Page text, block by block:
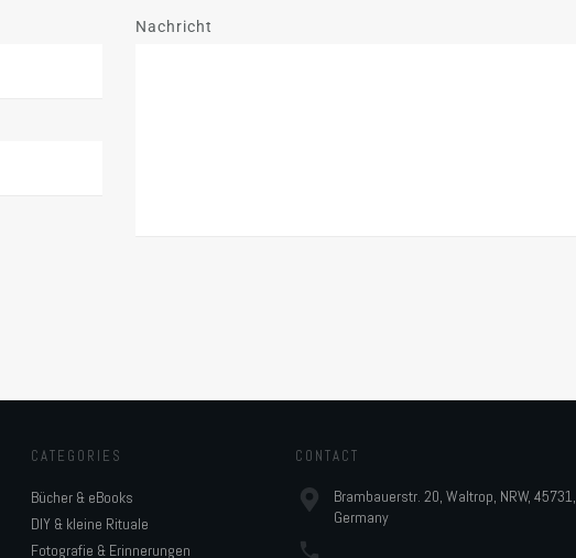
Nachricht
CATEGORIES
Bücher & eBooks
DIY & kleine Rituale
Fotografie & Erinnerungen
CONTACT
Brambauerstr. 20, Waltrop, NRW, 45731,
Germany